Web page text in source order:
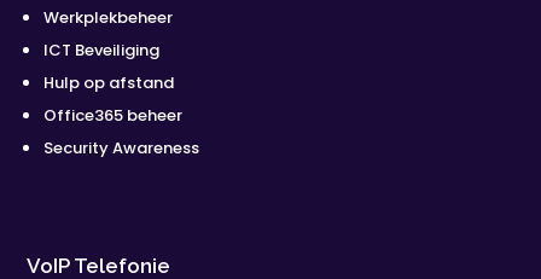
Werkplekbeheer
ICT Beveiliging
Hulp op afstand
Office365 beheer
Security Awareness
VoIP Telefonie